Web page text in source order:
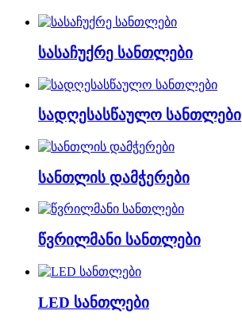
სასაჩუქრე სანთლები
სადღესასწაულო სანთლები
სანთლის დამჭერები
წვრილმანი სანთლები
LED სანთლები